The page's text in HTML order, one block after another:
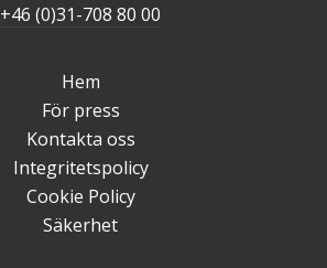
+46 (0)31-708 80 00
Hem
För press
Kontakta oss
Integritetspolicy
Cookie Policy
Säkerhet